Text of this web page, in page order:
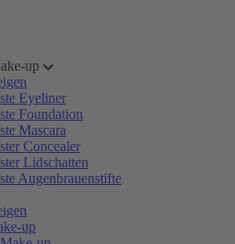
up
Eyeliner
Foundation
Mascara
Concealer
Lidschatten
Augenbrauenstifte
up